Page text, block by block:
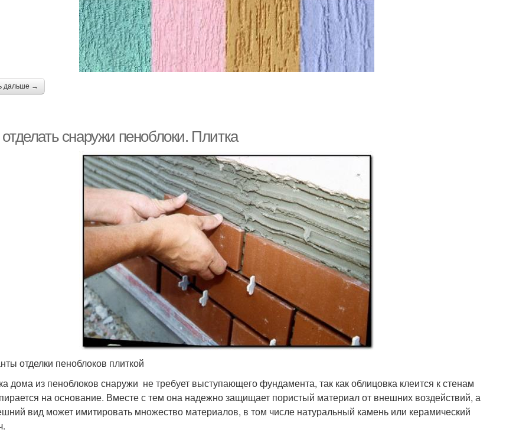
дальше →
снаружи пеноблоки. Плитка
отделки пеноблоков плиткой
дома из пеноблоков снаружи не требует выступающего фундамента, так как облицовка клеится к стенам
на основание. Вместе с тем она надежно защищает пористый материал от внешних воздействий, а
вид может имитировать множество материалов, в том числе натуральный камень или керамический